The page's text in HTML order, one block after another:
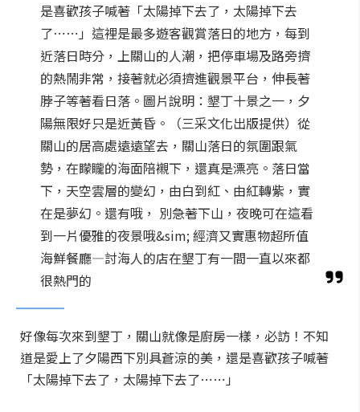
是喜歡孩子喊著「太陽掉下去了，太陽掉下去
了⋯⋯」這裡是最多遊客觀賞落日的地方，每到
近落日時分，上關山的人潮，把停車場及路旁擠
的熱鬧非常，接著就必須擠進觀景平台，伸長著
脖子等著看日落。圖片說明：墾丁十景之一，夕
陽無限好只是近黃昏。（三采文化出版提供）從
關山的居高處遠遠望去，關山落日的氛圍跟氣
勢，在矇矓的海面陪襯下，還真是漂亮。落日當
下，天空雲層的變幻，由白到紅、由紅轉紫，實
在是夢幻。還有哦， 別急著下山，夜晚可在這看
到一片優雅的夜景哦&sim; 經濟又實惠物超所值
海鮮餐廳―討海人的店在墾丁有一間一直以來都
很熱門的
好像每次來到墾丁，關山就像是廚房一樣，必訪！不知
道是愛上了夕陽西下別具蒼涼的美，還是喜歡孩子喊著
「太陽掉下去了，太陽掉下去了⋯⋯」